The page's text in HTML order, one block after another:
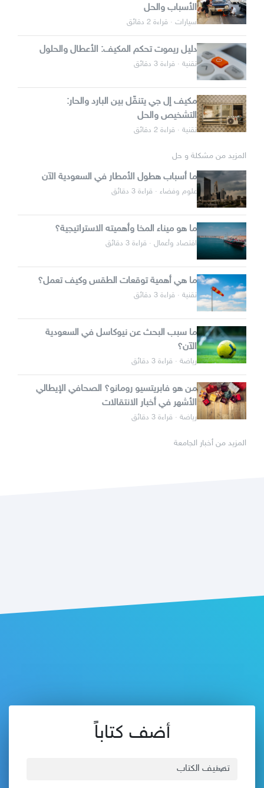
الأسباب والحل
سيارات · قراءة 2 دقائق
دليل ريموت تحكم المكيف: الأعطال والحلول
تقنية · قراءة 3 دقائق
مكيف إل جي يتنقّل بين البارد والحار:
التشخيص والحل
تقنية · قراءة 2 دقائق
المزيد من مشكلة و حل
ما أسباب هطول الأمطار في السعودية الآن
علوم وفضاء · قراءة 3 دقائق
ما هو ميناء المخا وأهميته الاستراتيجية؟
اقتصاد وأعمال · قراءة 3 دقائق
ما هي أهمية توقعات الطقس وكيف تعمل؟
تقنية · قراءة 3 دقائق
ما سبب البحث عن نيوكاسل في السعودية
الآن؟
رياضة · قراءة 3 دقائق
من هو فابريتسيو رومانو؟ الصحافي الإيطالي
الأشهر في أخبار الانتقالات
رياضة · قراءة 3 دقائق
المزيد من أخبار الجامعة
أضف كتاباً